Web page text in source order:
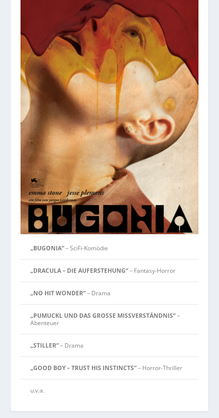
„BUGONIA“– SciFi-Komödie
„DRACULA – DIE AUFERSTEHUNG“– Fantasy-Horror
„NO HIT WONDER“– Drama
„PUMUCKL UND DAS GROSSE MISSVERSTÄNDNIS“–
Abenteuer
„STILLER“– Drama
„GOOD BOY – TRUST HIS INSTINCTS“– Horror-Thriller
u.v.a.